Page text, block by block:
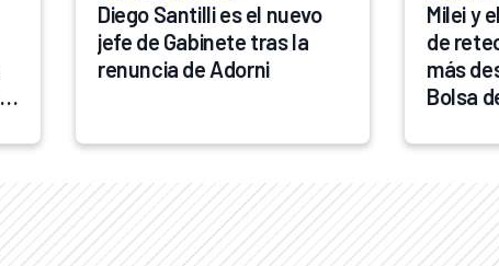
Diego Santilli es el nuevo
jefe de Gabinete tras la
renuncia de Adorni
Milei y
de
más
Bolsa